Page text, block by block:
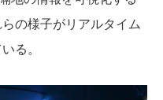
の様子がリアルタイム
る。